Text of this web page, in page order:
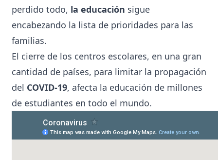
perdido todo, la educación sigue
encabezando la lista de prioridades para las
familias.
El cierre de los centros escolares, en una gran
cantidad de países, para limitar la propagación
del COVID-19, afecta la educación de millones
de estudiantes en todo el mundo.